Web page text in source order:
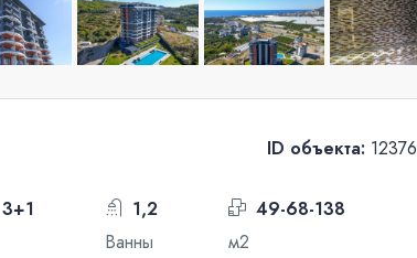
ID объекта: 12376
1,2
Ванны
49-68-138
м2